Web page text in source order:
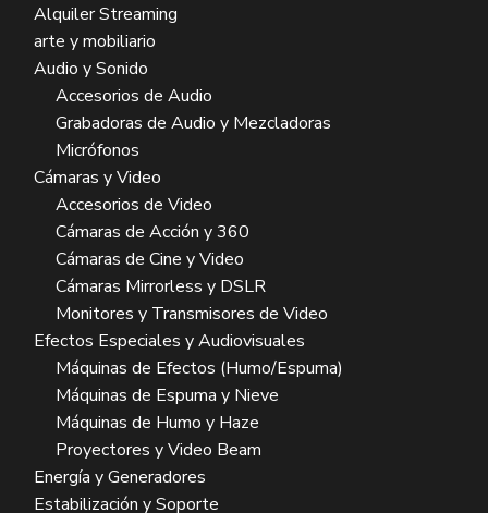
Alquiler Streaming
arte y mobiliario
Audio y Sonido
Accesorios de Audio
Grabadoras de Audio y Mezcladoras
Micrófonos
Cámaras y Video
Accesorios de Video
Cámaras de Acción y 360
Cámaras de Cine y Video
Cámaras Mirrorless y DSLR
Monitores y Transmisores de Video
Efectos Especiales y Audiovisuales
Máquinas de Efectos (Humo/Espuma)
Máquinas de Espuma y Nieve
Máquinas de Humo y Haze
Proyectores y Video Beam
Energía y Generadores
Estabilización y Soporte